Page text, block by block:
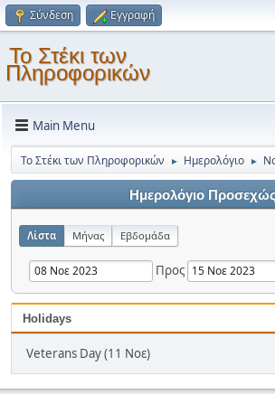
Σύνδεση Εγγραφή
Το Στέκι των
Πληροφορικών
Main Menu
Το Στέκι των Πληροφορικών ► Ημερολόγιο ►
Ημερολόγιο Προσεχώς
Λίστα Μήνας Εβδομάδα
Προς
Holidays
Veterans Day (11 Νοε)